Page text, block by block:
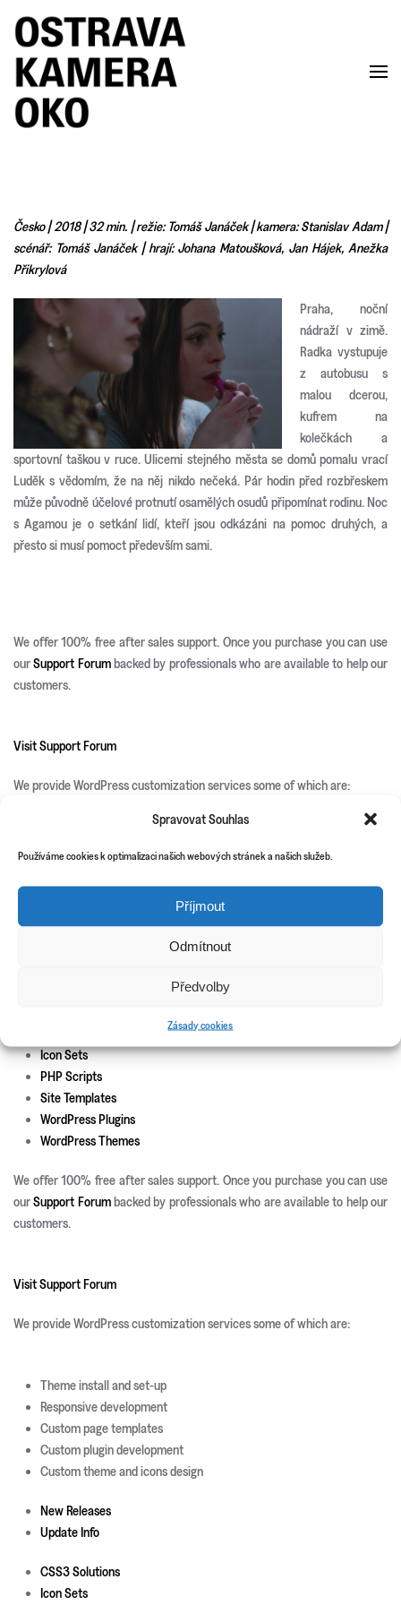
Spravovat Souhlas
Používáme cookies k optimalizaci našich webových stránek a našich služeb.
Příjmout
Odmítnout
Předvolby
Zásady cookies
Skip to main content
Česko | 2018 | 32 min. | režie: Tomáš Janáček | kamera: Stanislav Adam |
scénář: Tomáš Janáček | hrají: Johana Matoušková, Jan Hájek, Anežka
Přikrylová
Praha, noční
nádraží v zimě.
Radka vystupuje
z autobusu s
malou dcerou,
kufrem na
kolečkách a
sportovní taškou v ruce. Ulicemi stejného města se domů pomalu vrací
Luděk s vědomím, že na něj nikdo nečeká. Pár hodin před rozbřeskem
může původně účelové protnutí osamělých osudů připomínat rodinu. Noc
s Agamou je o setkání lidí, kteří jsou odkázáni na pomoc druhých, a
přesto si musí pomoct především sami.
We offer 100% free after sales support. Once you purchase you can use
ourSupport Forumbacked by professionals who are available to help our
customers.
Visit Support Forum
We provide WordPress customization services some of which are:
Custom page templates
Custom plugin development
Icon Sets
PHP Scripts
Site Templates
WordPress Plugins
WordPress Themes
We offer 100% free after sales support. Once you purchase you can use
ourSupport Forumbacked by professionals who are available to help our
customers.
Visit Support Forum
We provide WordPress customization services some of which are:
Theme install and set-up
Responsive development
Custom page templates
Custom plugin development
Custom theme and icons design
New Releases
Update Info
CSS3 Solutions
Icon Sets